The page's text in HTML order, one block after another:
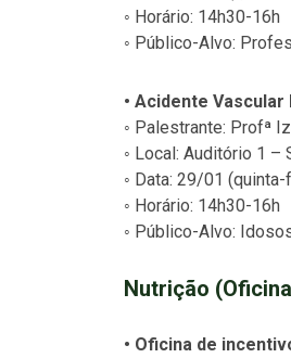
◦ Horário: 14h30-16h
◦ Público-Alvo:
• Acidente
◦ Palestrante: Profª
◦ Local: Auditório 1 –
◦ Data: 29/01 (quinta-
◦ Horário: 14h30-16h
◦ Público-Alvo:
Nutrição
• Oficina de